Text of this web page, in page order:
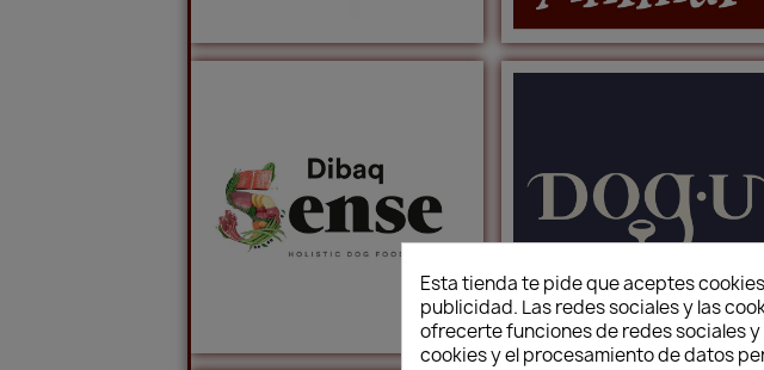
Esta tienda te pide que aceptes
publicidad. Las redes sociales y las
ofrecerte funciones de redes sociales
cookies y el procesamiento de datos